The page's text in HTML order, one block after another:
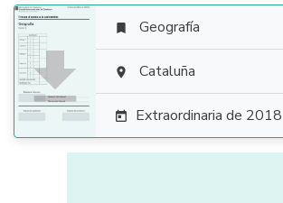

 Geografía
 Cataluña
 Extraordinaria de 2018